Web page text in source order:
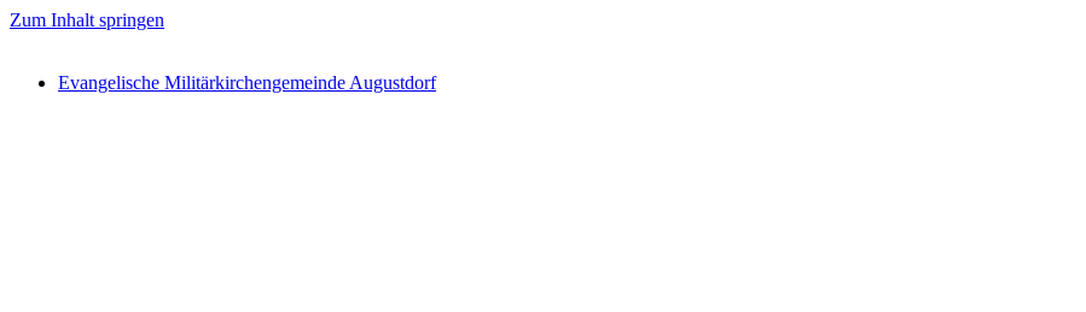
Zum Inhalt springen
Evangelische Militärkirchengemeinde Augustdorf